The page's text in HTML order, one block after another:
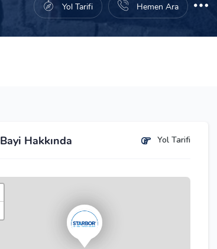
Yol Tarifi Hemen Ara
Bayi Hakkında Yol Tarifi